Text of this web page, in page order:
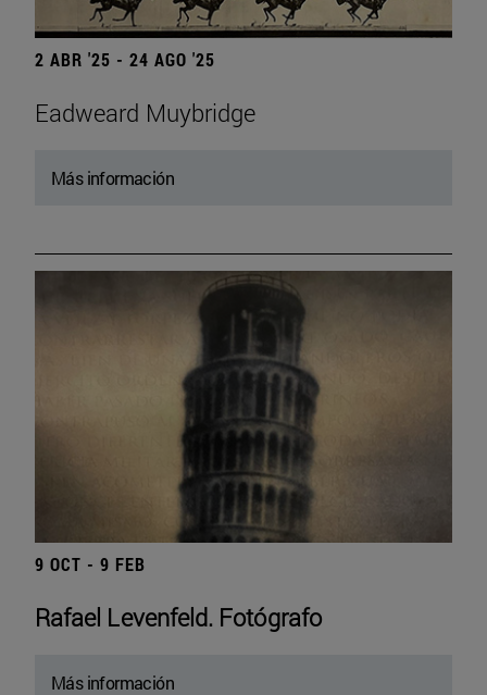
2 ABR '25 - 24 AGO '25
Eadweard Muybridge
Más información
9 OCT - 9 FEB
Rafael Levenfeld. Fotógrafo
Más información